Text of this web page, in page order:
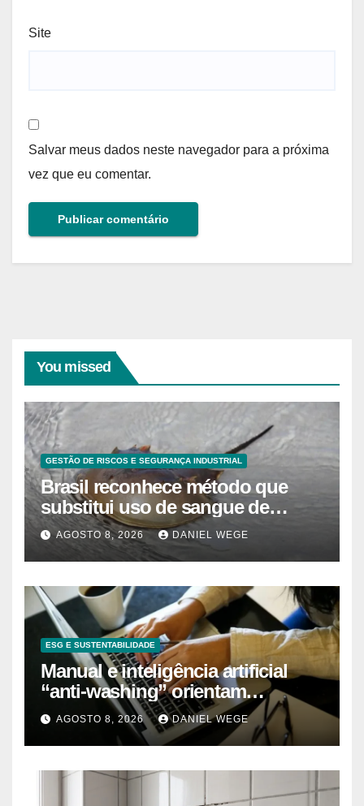
Site
Salvar meus dados neste navegador para a próxima
vez que eu comentar.
You missed
GESTÃO DE RISCOS E SEGURANÇA INDUSTRIAL
Brasil reconhece método que
substitui uso de sangue de
caranguejo-ferradura em testes
farmacêuticos
AGOSTO 8, 2026 DANIEL WEGE
ESG E SUSTENTABILIDADE
Manual e inteligência artificial
“anti-washing” orientam
empresas
AGOSTO 8, 2026 DANIEL WEGE